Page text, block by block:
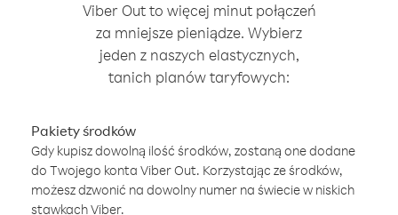
Viber Out to więcej minut połączeń
za mniejsze pieniądze. Wybierz
jeden z naszych elastycznych,
tanich planów taryfowych:
Pakiety środków
Gdy kupisz dowolną ilość środków, zostaną one dodane
do Twojego konta Viber Out. Korzystając ze środków,
możesz dzwonić na dowolny numer na świecie w niskich
stawkach Viber.